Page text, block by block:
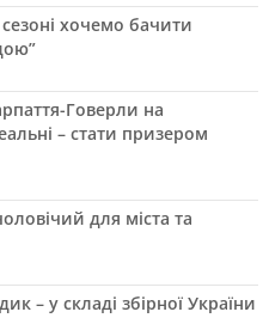
хочемо бачити
Говерли на
– стати призером
для міста та
– у складі збірної України